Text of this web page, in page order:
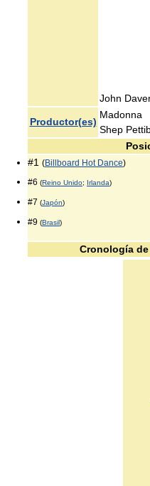
John
Productor(es)
Madonna
Shep
#1 (Billboard Hot Dance)
#6 (Reino Unido; Irlanda)
#7 (Japón)
#9 (Brasil)
Cronología